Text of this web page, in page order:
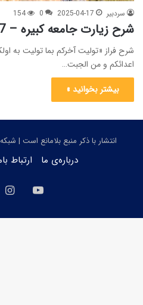
سردبیر 2025-04-17
0
154
شرح زیارت جامعه کبیره – 7 | هفت شوال 1404
شرح فراز «تولیت آخرکم بما تولیت به
اعدائکم و من الجبت…
بیشتر بخوانید »
انتشار با ذکر منبع بلامانع است |
درباره‌ی ما ارتباط
یوتیوب